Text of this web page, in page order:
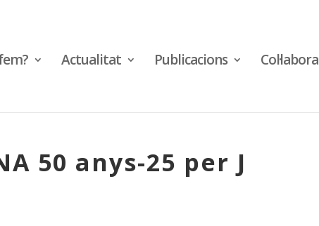
Actualitat Publicacions Col·labora
50 anys-25 per J